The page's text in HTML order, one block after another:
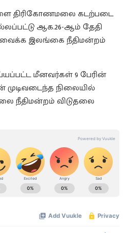
திரிகோணமலை கடற்படை
ஆக.26-ஆம் தேதி
இலங்கை நீதிமன்றம்
மீனவர்கள் 9 பேரின்
நிலையில்
நீதிமன்றம் விடுதலை